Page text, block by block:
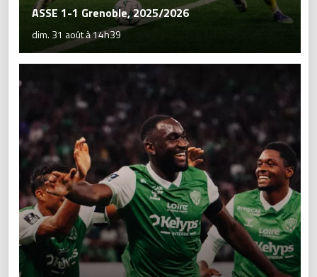
ASSE 1-1 Grenoble, 2025/2026
dim. 31 août à 14h39